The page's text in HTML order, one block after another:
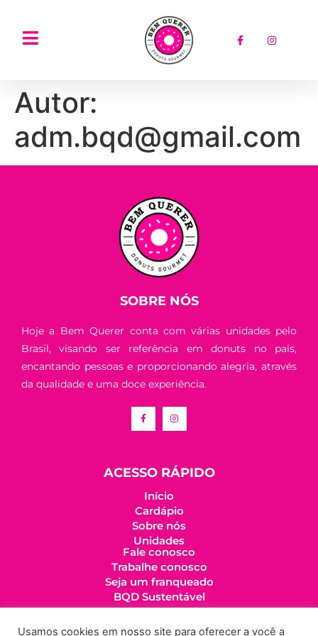
Autor:
adm.bqd@gmail.com
SOBRE NÓS
Hoje a Bem Querer conta com várias unidades pelo
Brasil, visando ser referência em donuts no país,
encantando pessoas e proporcionando alegria, através
da qualidade e uma doce experiência.
ACESSO RÁPIDO
Início
Cardápio
Sobre nós
Unidades
Fale conosco
Trabalhe conosco
Seja um franqueado
BQD Sustentável
Usamos cookies em nosso site para oferecer a você a